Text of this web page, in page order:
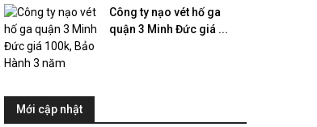
Công ty nạo vét hố ga
quận 3 Minh Đức giá ...
Mới cập nhật